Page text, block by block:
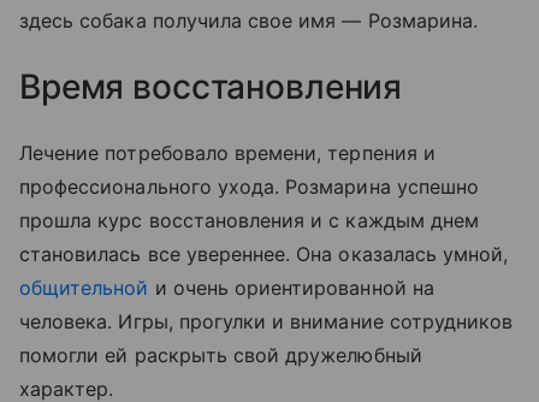
здесь собака получила свое имя — Розмарина.
Время восстановления
Лечение потребовало времени, терпения и
профессионального ухода. Розмарина успешно
прошла курс восстановления и с каждым днем
становилась все увереннее. Она оказалась умной,
общительной и очень ориентированной на
человека. Игры, прогулки и внимание сотрудников
помогли ей раскрыть свой дружелюбный
характер.